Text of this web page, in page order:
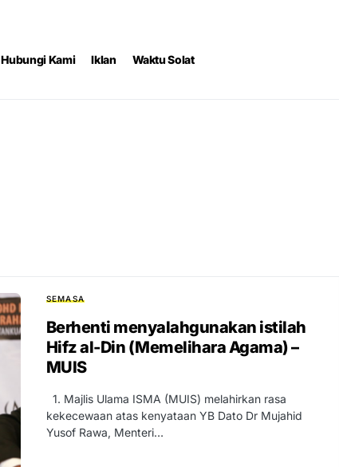
Hubungi Kami Iklan Waktu Solat
SEMASA
Berhenti menyalahgunakan istilah
Hifz al-Din (Memelihara Agama) –
MUIS
1. Majlis Ulama ISMA (MUIS) melahirkan rasa
kekecewaan atas kenyataan YB Dato Dr Mujahid
Yusof Rawa, Menteri…